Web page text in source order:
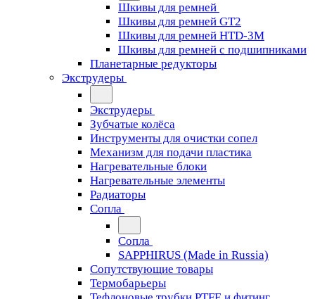
Шкивы для ремней
Шкивы для ремней GT2
Шкивы для ремней HTD-3M
Шкивы для ремней с подшипниками
Планетарные редукторы
Экструдеры
Экструдеры
Зубчатые колёса
Инструменты для очистки сопел
Механизм для подачи пластика
Нагревательные блоки
Нагревательные элементы
Радиаторы
Сопла
Сопла
SAPPHIRUS (Made in Russia)
Сопутствующие товары
Термобарьеры